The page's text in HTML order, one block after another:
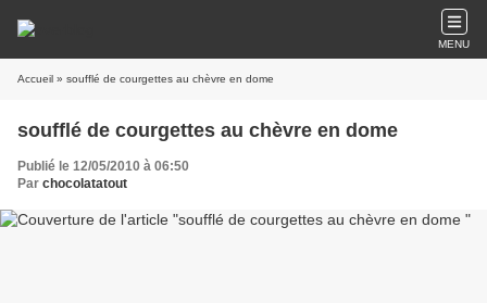
MENU
Accueil » soufflé de courgettes au chèvre en dome
soufflé de courgettes au chèvre en dome
Publié le 12/05/2010 à 06:50
Par chocolatatout